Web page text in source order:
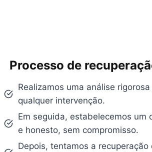
Processo de
Realizamos uma análise
qualquer intervenção.
Em seguida, estabelecemos um
e honesto, sem compromisso.
Depois, tentamos a